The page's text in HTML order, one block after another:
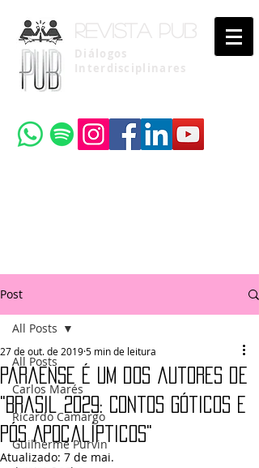
Revista pub
Diálogos
Interdisciplinares
Post
All Posts
Carlos Marés
Ricardo Camargo
Guilherme Purvin
All Posts
Paraense é um dos autores de
"Brasil 2029: Contos Góticos e
Pós Apocalípticos"
27 de out. de 20195 min de leitura
Atualizado: 7 de mai.